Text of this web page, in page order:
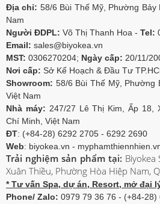
Địa chỉ: 58/6 Bùi Thế Mỹ, Phường Bảy
Nam
Người ĐDPL: Võ Thị Thanh Hoa - Tel:
Email: sales@biyokea.vn
MST: 0306270204; Ngày cấp: 20/11/
Nơi cấp: Sở Kế Hoạch & Đầu Tư
Showroom: 58/6 Bùi Thế Mỹ, Phường
Việt Nam
Nhà máy: 247/27 Lê Thị Kim, Ấp 18,
Chí Minh, Việt Nam
ĐT: (+84-28) 6292 2705 - 6292 2690
Web: biyokea.vn -
Trải nghiệm sản phẩm tại: Biyokea
Xuân Thiều, Phường Hòa Hiệp Nam,
* Tư vấn Spa, dự án, Resort, mở đại
Phone/ Zalo: 0979 79 36 76 - (+84-28)